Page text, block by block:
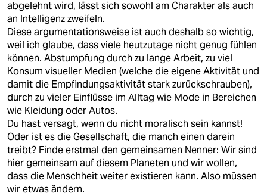
abgelehnt wird, lässt sich sowohl am Charakter als auch
an Intelligenz zweifeln.
Diese argumentationsweise ist auch deshalb so wichtig,
weil ich glaube, dass viele heutzutage nicht genug fühlen
können. Abstumpfung durch zu lange Arbeit, zu viel
Konsum visueller Medien (welche die eigene Aktivität und
damit die Empfindungsaktivität stark zurückschrauben),
durch zu vieler Einflüsse im Alltag wie Mode in Bereichen
wie Kleidung oder Autos.
Du hast versagt, wenn du nicht moralisch sein kannst!
Oder ist es die Gesellschaft, die manch einen darein
treibt? Finde erstmal den gemeinsamen Nenner: Wir sind
hier gemeinsam auf diesem Planeten und wir wollen,
dass die Menschheit weiter existieren kann. Also müssen
wir etwas ändern.